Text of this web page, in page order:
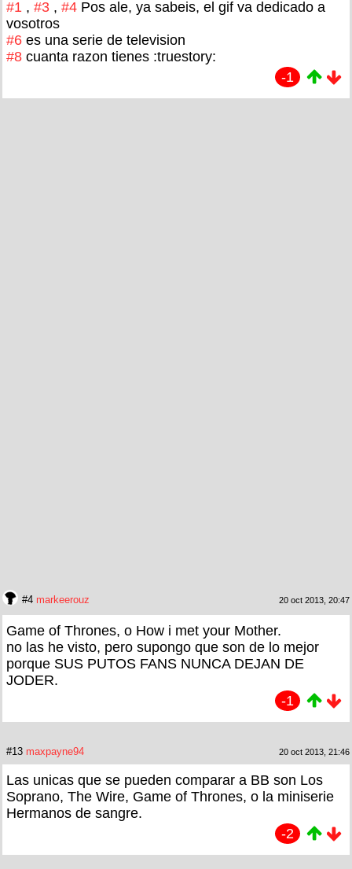
#1 , #3 , #4 Pos ale, ya sabeis, el gif va dedicado a
vosotros
#6 es una serie de television
#8 cuanta razon tienes :truestory:
-1
#4 markeerouz 20 oct 2013, 20:47
Game of Thrones, o How i met your Mother.
no las he visto, pero supongo que son de lo mejor
porque SUS PUTOS FANS NUNCA DEJAN DE
JODER.
-1
#13 maxpayne94 20 oct 2013, 21:46
Las unicas que se pueden comparar a BB son Los
Soprano, The Wire, Game of Thrones, o la miniserie
Hermanos de sangre.
-2